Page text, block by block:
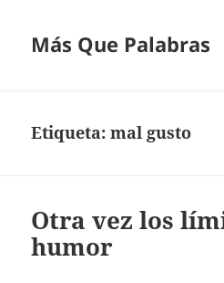
Más Que Palabras
Etiqueta:mal gusto
Otra vez los
humor